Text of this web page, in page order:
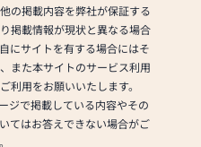
の掲載内容を弊社が保証する
掲載情報が現状と異なる場合
にサイトを有する場合にはそ
また本サイトのサービス利用
利用をお願いいたします。
ジで掲載している内容やその
てはお答えできない場合がご